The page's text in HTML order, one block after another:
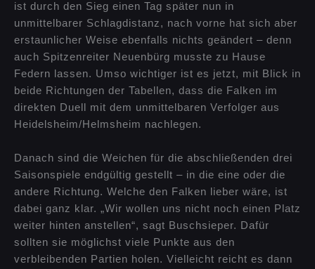
ist durch den Sieg einen Tag später nun in
unmittelbarer Schlagdistanz, nach vorne hat sich aber
erstaunlicher Weise ebenfalls nichts geändert – denn
auch Spitzenreiter Neuenbürg musste zu Hause
Federn lassen. Umso wichtiger ist es jetzt, mit Blick in
beide Richtungen der Tabellen, dass die Falken im
direkten Duell mit dem unmittelbaren Verfolger aus
Heidelsheim/Helmsheim nachlegen.
Danach sind die Weichen für die abschließenden drei
Saisonspiele endgültig gestellt – in die eine oder die
andere Richtung. Welche den Falken lieber wäre, ist
dabei ganz klar. „Wir wollen uns nicht noch einen Platz
weiter hinten anstellen“, sagt Buschsieper. Dafür
sollten sie möglichst viele Punkte aus den
verbleibenden Partien holen. Vielleicht reicht es dann